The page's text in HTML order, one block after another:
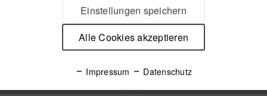
Anmelden
Mit dem Absenden des Formulars erlaube ich die Speicherung und Verarbeitung
meiner Daten, wie Sie in derDatenschutzerklärungbeschrieben ist.
Einstellungen speichern
Alle Cookies akzeptieren
Impressum Datenschutz